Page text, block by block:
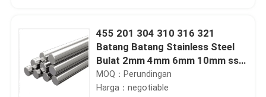
455 201 304 310 316 321
Batang Batang Stainless Steel
Bulat 2mm 4mm 6mm 10mm ss
rod 440c
MOQ：Perundingan
Harga：negotiable